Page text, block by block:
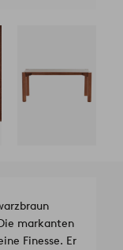
markanten
Finesse. Er